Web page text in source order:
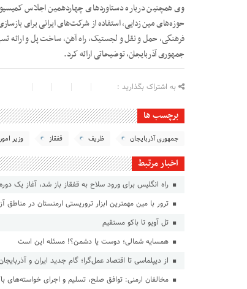
وی همچنین درباره دستاوردهای چهاردهمین اجلاس
حوزه‌های مین زدایی، استفاده از شرکت‌های ایرانی برای
فرهنگی، حمل و نقل و لجستیک، راه آهن، ساخت پل و ارائه
جمهوری آذربایجان، توضیحاتی ارائه کرد.
به اشتراک بگذارید :
برچسب ها
جمهوری آذربایجان ظریف قفقاز وزیر
اخبار مرتبط
راه انگلیس برای ورود سلاح به قفقاز باز شد، آغاز یک
ترور با مین مهمترین ابزار تروریستی ارمنستان در
تل آویو تا باکو مستقیم
همسایه شمالی؛ دوست یا دشمن؟! مسئله این است
از دیپلماسی تا اقتصاد عمل‌گرا؛ گام جدید ایران و
مخالفان ارمنی: توافق صلح، تسلیم و اجرای خواسته‌های